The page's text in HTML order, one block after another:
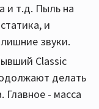
от AP это
и т.д. Пыль на
и
звуки.
Classic
делать
Главное - масса